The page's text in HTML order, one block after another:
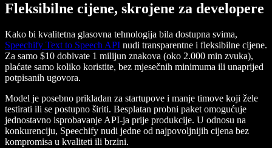
Fleksibilne cijene, skrojene za developere
Kako bi kvalitetna glasovna tehnologija bila dostupna svima,
Speechify Text to Speech API nudi transparentne i fleksibilne cijene.
Za samo $10 dobivate 1 milijun znakova (oko 2.000 min zvuka),
plaćate samo koliko koristite, bez mjesečnih minimuma ili unaprijed
potpisanih ugovora.
Model je posebno prikladan za startupove i manje timove koji žele
testirati ili se postupno širiti. Besplatan probni paket omogućuje
jednostavno isprobavanje API-ja prije produkcije. U odnosu na
konkurenciju, Speechify nudi jedne od najpovoljnijih cijena bez
kompromisa u kvaliteti ili brzini.